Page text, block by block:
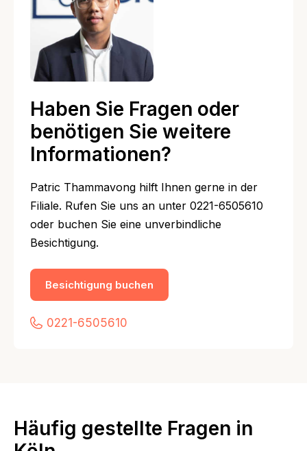
Haben Sie Fragen oder
benötigen Sie weitere
Informationen?
Patric Thammavong hilft Ihnen gerne in der
Filiale. Rufen Sie uns an unter 0221-6505610
oder buchen Sie eine unverbindliche
Besichtigung.
Besichtigung buchen
0221-6505610
Häufig gestellte Fragen in